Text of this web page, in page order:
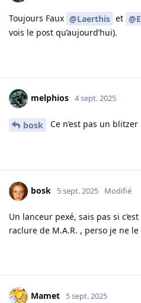
Toujours Faux @Laerthis et
vois le post qu’aujourd’hui).
melphios 4 sept. 2025
bosk Ce n’est pas un blitzer
bosk 5 sept. 2025 Modifié
Un lanceur pexé, sais pas si
raclure de M.A.R. , perso je ne
Mamet 5 sept. 2025